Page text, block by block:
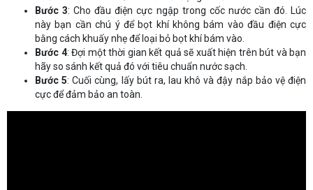
Bước 3: Cho đầu điện cực ngập trong cốc nước cần đó. Lúc
này bạn cần chú ý để bọt khí không bám vào đầu điện cực
bằng cách khuấy nhẹ để loại bỏ bọt khí bám vào.
Bước 4: Đợi một thời gian kết quả sẽ xuất hiện trên bút và bạn
hãy so sánh kết quả đó với tiêu chuẩn nước sạch.
Bước 5: Cuối cùng, lấy bút ra, lau khô và đậy nắp bảo vệ điện
cực để đảm bảo an toàn.